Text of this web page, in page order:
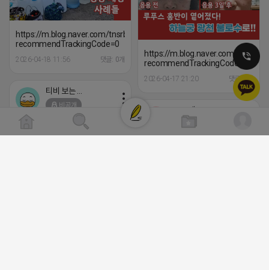
https://m.blog.naver.com/tnsrbfkddmsw/223529581047?
recommendTrackingCode=0
2026-04-18 11:56 댓글: 0개
https://m.blog.naver.com/
recommendTrackingCode=0
2026-04-17 21:20 댓글: 0개
비공개